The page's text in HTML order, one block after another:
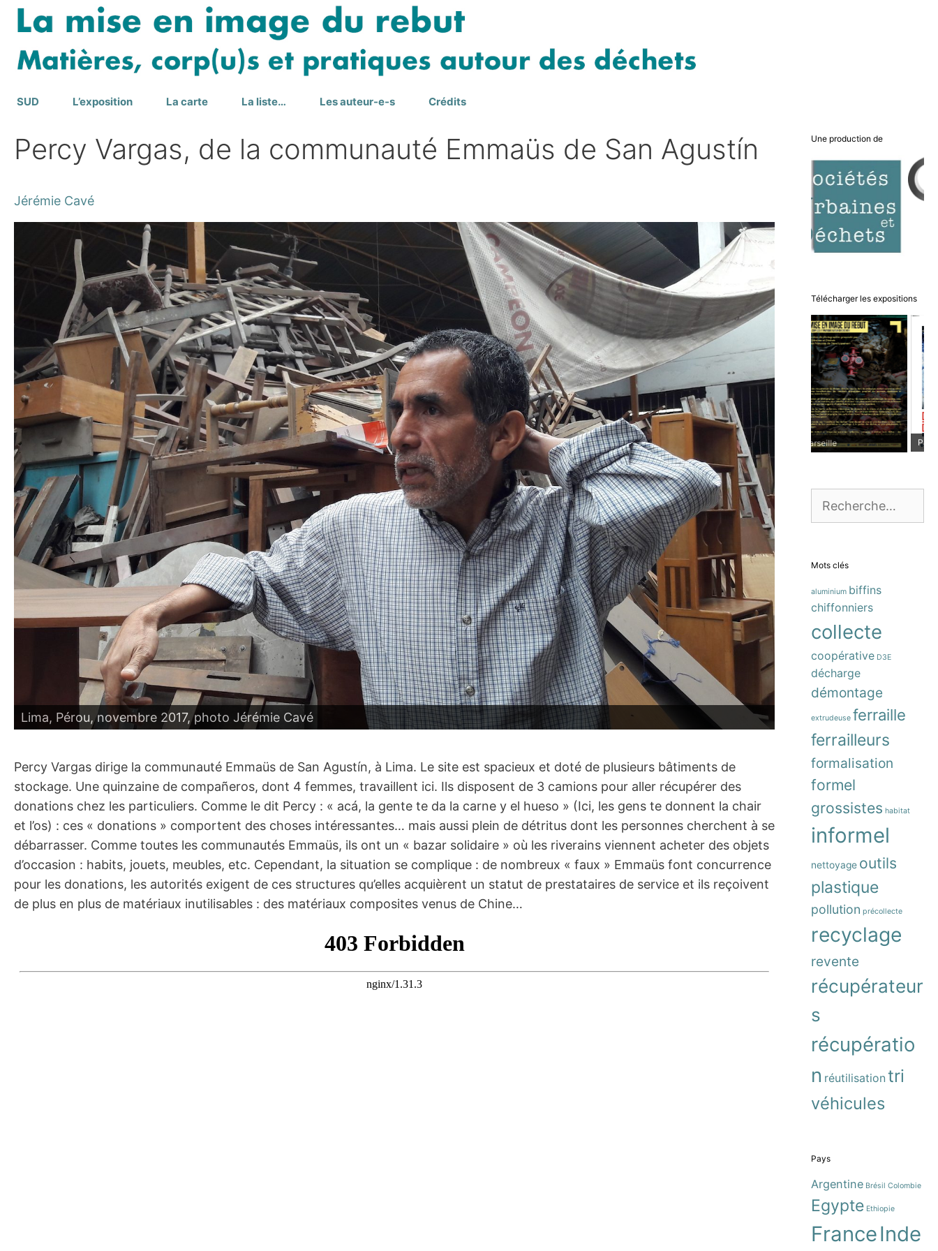
Aller
contenu
SUD L’exposition La carte La liste… Les auteur-e-s Crédits
Percy Vargas, de la communauté Emmaüs de San Agustín
Jérémie Cavé
Lima, Pérou, novembre 2017, photo Jérémie Cavé
Percy Vargas dirige la communauté Emmaüs de San Agustín, à Lima. Le site est spacieux et doté de plusieurs bâtiments de
stockage. Une quinzaine de compañeros, dont 4 femmes, travaillent ici. Ils disposent de 3 camions pour aller récupérer des
donations chez les particuliers. Comme le dit Percy : « acá, la gente te da la carne y el hueso » (Ici, les gens te donnent la chair
et l’os) : ces « donations » comportent des choses intéressantes… mais aussi plein de détritus dont les personnes cherchent à se
débarrasser. Comme toutes les communautés Emmaüs, ils ont un « bazar solidaire » où les riverains viennent acheter des objets
d’occasion : habits, jouets, meubles, etc. Cependant, la situation se complique : de nombreux « faux » Emmaüs font concurrence
pour les donations, les autorités exigent de ces structures qu’elles acquièrent un statut de prestataires de service et ils reçoivent
de plus en plus de matériaux inutilisables : des matériaux composites venus de Chine…
Une production de
Télécharger les expositions
Marseille Paris
Mots clés
aluminium biffins
chiffonniers
collecte
coopérative D3E
décharge
démontage
extrudeuse ferraille
ferrailleurs
formalisation
formel
grossistes habitat
informel
nettoyage outils
plastique
pollution précollecte
recyclage
revente
récupérateur
s
récupératio
n réutilisation tri
véhicules
Pays
Argentine Brésil Colombie
Egypte Ethiopie
FranceInde